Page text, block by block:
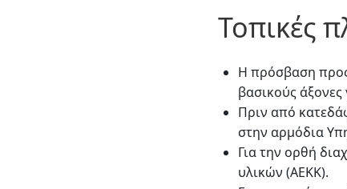
Τοπικές
Η πρόσβαση
βασικούς
Πριν από
στην αρμόδια
Για την ορθή
υλικών (ΑΕΚΚ).